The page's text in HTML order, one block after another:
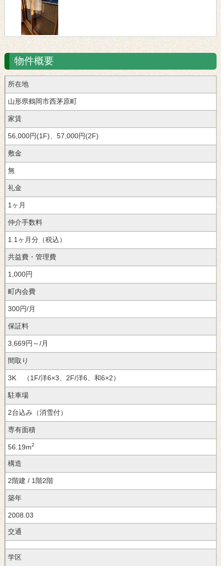
物件概要
所在地
山形県鶴岡市西茅原町
家賃
56,000円(1F)、57,000円(2F)
敷金
無
礼金
1ヶ月
仲介手数料
1.1ヶ月分（税込）
共益費・管理費
1,000円
町内会費
300円/月
保証料
3,669円～/月
間取り
3K （1F/洋6×3、2F/洋6、和6×2）
駐車場
2台込み（消雪付）
専有面積
56.19m2
構造
2階建 / 1階2階
築年
2008.03
交通
学区